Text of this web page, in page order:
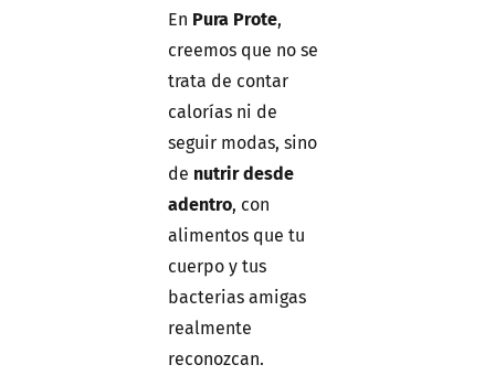
En Pura Prote,
creemos que no se
trata de contar
calorías ni de
seguir modas, sino
de nutrir desde
adentro, con
alimentos que tu
cuerpo y tus
bacterias amigas
realmente
reconozcan.